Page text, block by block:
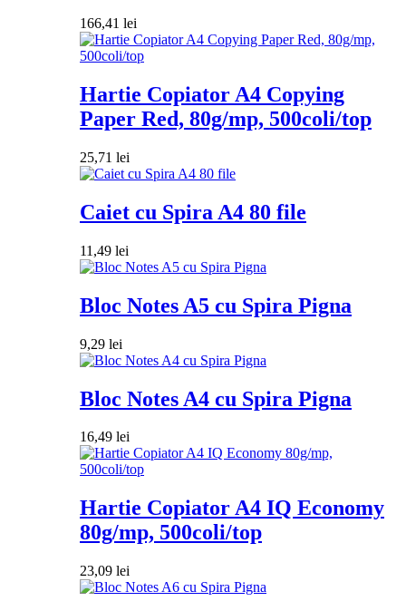
166,41 lei
Hartie Copiator A4 Copying
Paper Red, 80g/mp, 500coli/top
25,71 lei
Caiet cu Spira A4 80 file
11,49 lei
Bloc Notes A5 cu Spira Pigna
9,29 lei
Bloc Notes A4 cu Spira Pigna
16,49 lei
Hartie Copiator A4 IQ Economy
80g/mp, 500coli/top
23,09 lei